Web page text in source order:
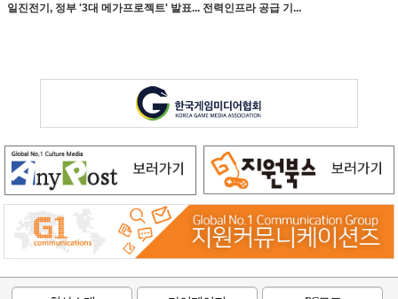
일진전기, 정부 '3대 메가프로젝트' 발표... 전력인프라 공급 기...